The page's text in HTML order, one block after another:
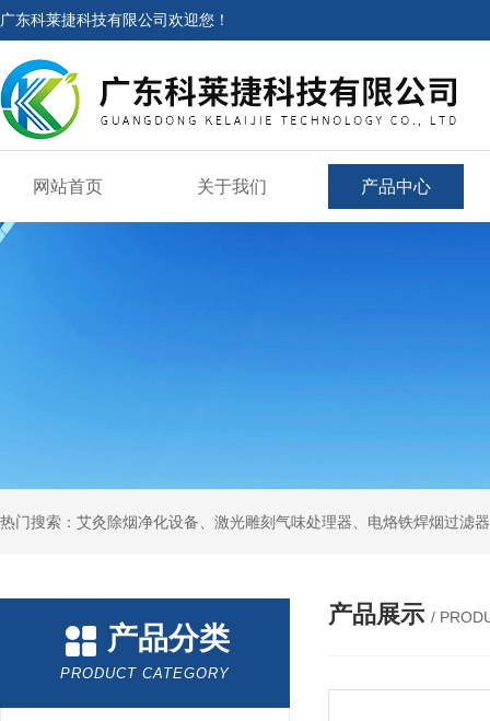
广东科莱捷科技有限公司欢迎您！
网站首页 关于我们 产品中心
产品分类
PRODUCT CATEGORY
产品展示 /